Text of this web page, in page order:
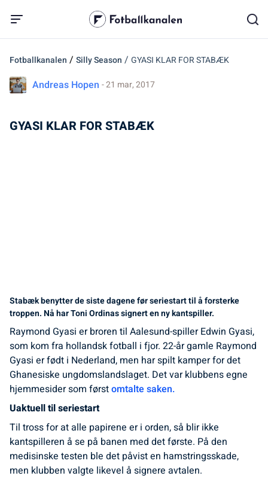
Fotballkanalen / Silly Season / GYASI KLAR FOR STABÆK
Andreas Hopen - 21 mar, 2017
GYASI KLAR FOR STABÆK
Stabæk benytter de siste dagene før seriestart til å forsterke
troppen. Nå har Toni Ordinas signert en ny kantspiller.
Raymond Gyasi er broren til Aalesund-spiller Edwin Gyasi,
som kom fra hollandsk fotball i fjor. 22-år gamle Raymond
Gyasi er født i Nederland, men har spilt kamper for det
Ghanesiske ungdomslandslaget. Det var klubbens egne
hjemmesider som førstomtalte saken.
Uaktuell til seriestart
Til tross for at alle papirene er i orden, så blir ikke
kantspilleren å se på banen med det første. På den
medisinske testen ble det påvist en hamstringsskade,
men klubben valgte likevel å signere avtalen.